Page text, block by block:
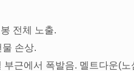
전체 노출.
손상.
근에서 폭발음. 멜트다운(노